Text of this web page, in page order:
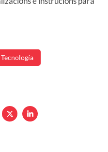
Tecnología